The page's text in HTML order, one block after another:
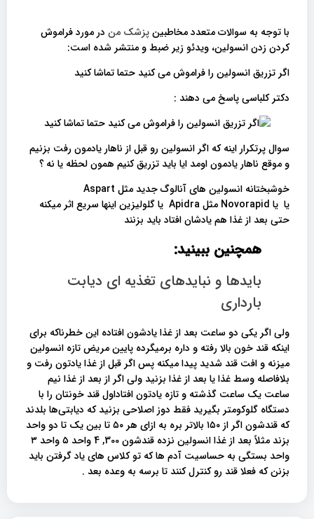
با توجه به سوالات متعدد مخاطبینپزشک من در مورد فراموش
کردن زدن انسولین، ویدئو زیر ضبط و منتشر شده است:
اگر تزریق انسولین را فراموش می کنید حتما تماشا کنید
دکتر کلباسی پاسخ می دهند :
سوال پرتکرار اینه که اگر انسولین رو قبل از ناهار یادمون رفت بزنیم
و موقع ناهار یادمون اومد ایا باید تزریق کنیم همون لحظه یا نه ؟
خوشبختانه انسولین های آنالوگ جدید مثل Aspart
یا یا Novorapid مثل Apidra یا گلولیزین اینها سریع اثر میکنه
حتی بعد از غذا هم یادشان افتاد باید بزنند
همچنین ببینید:
بایدها و نبایدهای تغذیه ای دیابت
بارداری
ولی اگر یکی دو ساعت بعد از غذا یادشون افتاده این خطرناکه برای
اینکه قند خون بالا رفته و داره برمیگرده پایین مریض تازه انسولین
میزنه و افت قند شدید پیدا میکنه پس اگر قبل از غذا یادتون رفت و
بلافاصله وسط غذا یا بعد از غذا بزنید ولی اگر از بعد از غذا نیم
ساعت یک ساعت گذشته و تازه یادتون افتاداول قند خونتان را با
دستگاه گلوکومتر بگیرید فقط دوز اصلاحی بزنید که دیابتی‌ها بلدند
که قندشون اگر از ۱۵۰ بالاتر بره به ازای هر ۵۰ تا بین یک تا دو واحد
بزند مثلاً بعد از غذا انسولین نزده قندشون 300, 4 واحد ۵ واحد ۳
واحد بستگی به حساسیت آدم ها که تو کلاس های یاد گرفتن باید
بزنن که فعلا قند رو کنترل کنند تا برسه به وعده بعد .